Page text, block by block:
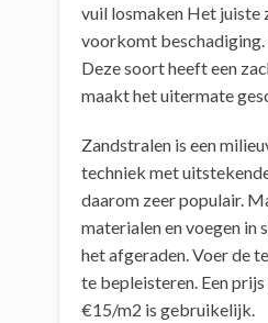
vuil losmaken Het juiste
voorkomt beschadiging.
Deze soort heeft een
maakt het uitermate
Zandstralen is een
techniek met
daarom zeer populair.
materialen en voegen in
het afgeraden. Voer de
te bepleisteren. Een
€15/m2 is gebruikelijk.